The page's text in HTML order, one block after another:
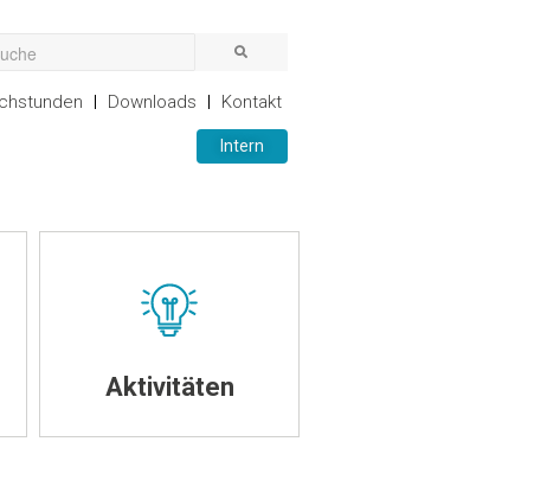
Downloads Kontakt
Intern
Aktivitäten